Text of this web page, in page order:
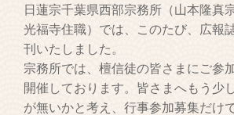
日蓮宗千葉県西部宗務所（山本隆真
光福寺住職）では、このたび、広報
刊いたしました。
宗務所では、檀信徒の皆さまにご参
開催しております。皆さまへもう少
が無いかと考え、行事参加募集だけ